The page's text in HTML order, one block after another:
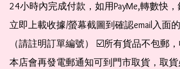
24小時內完成付款，如用PayMe,轉數快
立即上載收據/螢幕截圖到確認email入面
（請註明訂單編號） ☑️所有貨品不包郵
本店會再發電郵通知可到門市取貨，取